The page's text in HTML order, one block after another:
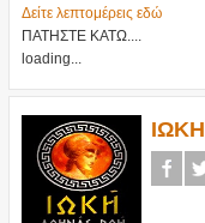
Δείτε λεπτομέρεις εδώ
ΠΑΤΗΣΤΕ ΚΑΤΩ....
loading...
ΙΩΚΗ